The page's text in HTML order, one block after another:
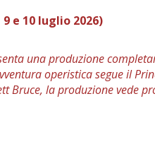
e 10 luglio 2026)
una produzione
operistica segue il
Bruce, la produzione vede